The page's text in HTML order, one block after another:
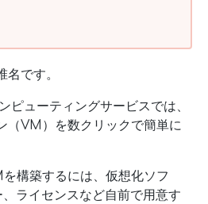
です。
ピューティングサービスでは、
（VM）を数クリックで簡単に
構築するには、仮想化ソフ
ライセンスなど自前で用意す